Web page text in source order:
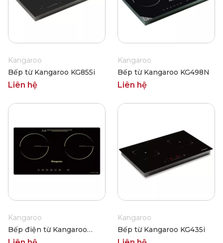
Kangaroo
Bếp từ Kangaroo KG855i
Liên hệ
Kangaroo
Bếp từ Kangaroo KG498N
Liên hệ
Kangaroo
Bếp điện từ Kangaroo
KG499N
Kangaroo
Bếp từ Kangaroo KG435i